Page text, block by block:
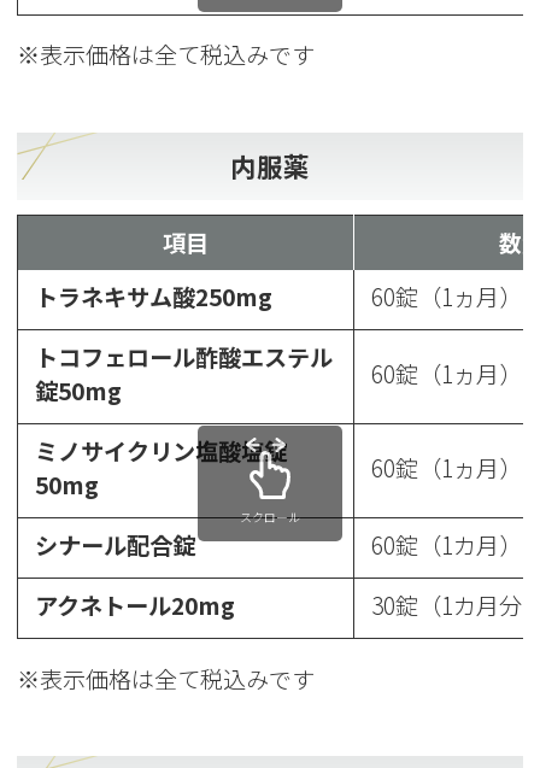
※表示価格は全て税込みです
内服薬
項目
数
トラネキサム酸250mg
60錠（1ヵ月）
トコフェロール酢酸エステル
錠50mg
60錠（1ヵ月）
ミノサイクリン塩酸塩錠
50mg
60錠（1ヵ月）
シナール配合錠
60錠（1カ月）
アクネトール20mg
30錠（1カ月分
※表示価格は全て税込みです
スクロール